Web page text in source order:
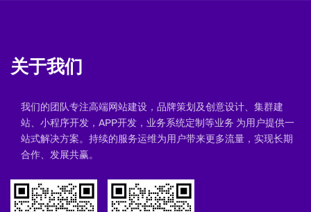
关于我们
我们的团队专注高端网站建设，品牌策划及创意设计、集群建
站、小程序开发，APP开发，业务系统定制等业务 为用户提供一
站式解决方案。持续的服务运维为用户带来更多流量，实现长期
合作、发展共赢。